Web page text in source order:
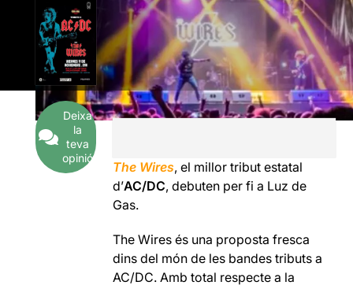
Deixa
la
teva
opinió
The Wires, el millor tribut estatal
d’AC/DC, debuten per fi a Luz de
Gas.
The Wires és una proposta fresca
dins del món de les bandes tributs a
AC/DC. Amb total respecte a la